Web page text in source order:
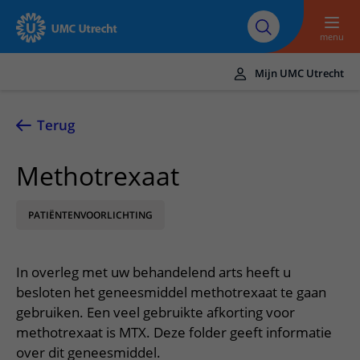
Naar hoofdinhoud
Over UMC
Utrecht
Research
Werken bij het UMC
Utrecht
menu
UMC Utrecht
Zorg en behandeling
Ziekten en aandoeningen
Poliklinieken
Verpleegafdelingen
Onze zorgverleners
Afspraak en opname
Bezoek aan de polikliniek
Opname in het ziekenhuis
Voorbereiding op uw afspraak
Op bezoek in het UMC Utrecht
Apotheek
Winkels en restaurants
Contact en route
Spoed
Contactgegevens
Verwijzers
Patiënt verwijzen
Mijn UMC Utrecht
Terug
Methotrexaat
PATIËNTENVOORLICHTING
In overleg met uw behandelend arts heeft u
besloten het geneesmiddel methotrexaat te gaan
gebruiken. Een veel gebruikte afkorting voor
methotrexaat is MTX. Deze folder geeft informatie
over dit geneesmiddel.